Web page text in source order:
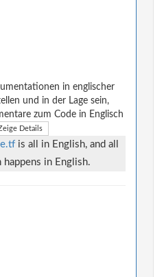
in englischer
und in der Lage sein,
zum Code in Englisch
Details
is all in English, and all
in English.